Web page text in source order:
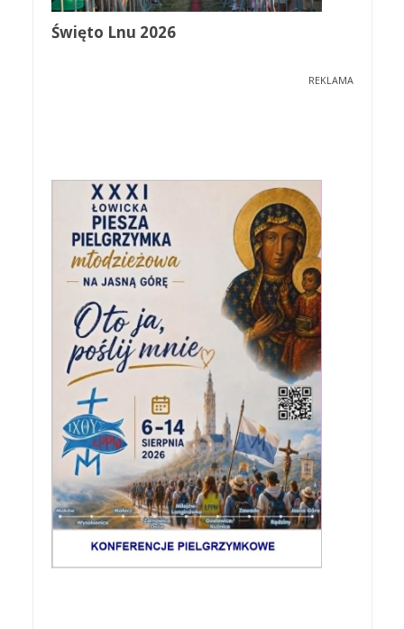
Święto Lnu 2026
REKLAMA